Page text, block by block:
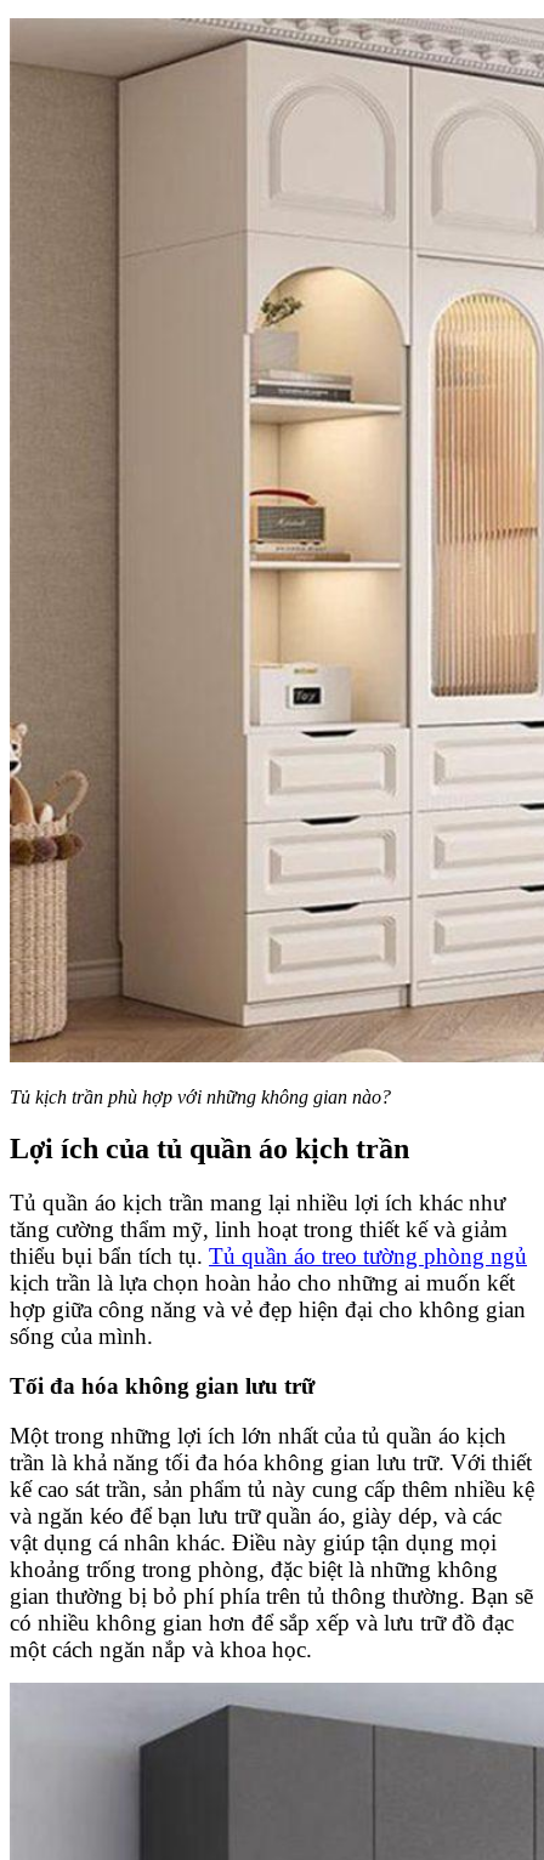
Tủ kịch trần phù hợp với những không gian nào?
Lợi ích của tủ quần áo kịch trần
Tủ quần áo kịch trần mang lại nhiều lợi ích khác như
tăng cường thẩm mỹ, linh hoạt trong thiết kế và giảm
thiểu bụi bẩn tích tụ. Tủ quần áo treo tường phòng ngủ
kịch trần là lựa chọn hoàn hảo cho những ai muốn kết
hợp giữa công năng và vẻ đẹp hiện đại cho không gian
sống của mình.
Tối đa hóa không gian lưu trữ
Một trong những lợi ích lớn nhất của tủ quần áo kịch
trần là khả năng tối đa hóa không gian lưu trữ. Với thiết
kế cao sát trần, sản phẩm tủ này cung cấp thêm nhiều kệ
và ngăn kéo để bạn lưu trữ quần áo, giày dép, và các
vật dụng cá nhân khác. Điều này giúp tận dụng mọi
khoảng trống trong phòng, đặc biệt là những không
gian thường bị bỏ phí phía trên tủ thông thường. Bạn sẽ
có nhiều không gian hơn để sắp xếp và lưu trữ đồ đạc
một cách ngăn nắp và khoa học.